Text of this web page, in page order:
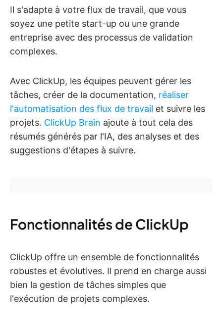
Il s'adapte à votre flux de travail, que vous
soyez une petite start-up ou une grande
entreprise avec des processus de validation
complexes.
Avec ClickUp, les équipes peuvent gérer les
tâches, créer de la documentation, réaliser
l'automatisation des flux de travail et suivre les
projets. ClickUp Brain ajoute à tout cela des
résumés générés par l'IA, des analyses et des
suggestions d'étapes à suivre.
Fonctionnalités de ClickUp
ClickUp offre un ensemble de fonctionnalités
robustes et évolutives. Il prend en charge aussi
bien la gestion de tâches simples que
l'exécution de projets complexes.